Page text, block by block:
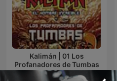
Kalimán | 01 Los
Profanadores de Tumbas
-1963